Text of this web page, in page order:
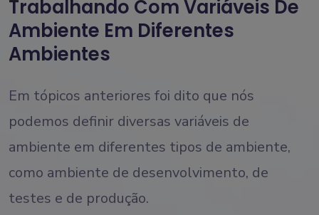
Trabalhando Com Variáveis De
Ambiente Em Diferentes
Ambientes
Em tópicos anteriores foi dito que nós
podemos definir diversas variáveis de
ambiente em diferentes tipos de ambiente,
como ambiente de desenvolvimento, de
testes e de produção.